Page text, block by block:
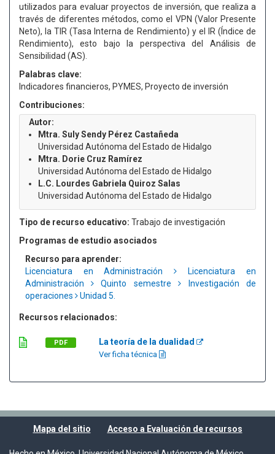
utilizados para evaluar proyectos de inversión, que realiza a
través de diferentes métodos, como el VPN (Valor Presente
Neto), la TIR (Tasa Interna de Rendimiento) y el IR (Índice de
Rendimiento), esto bajo la perspectiva del Análisis de
Sensibilidad (AS).
Palabras clave:
Indicadores financieros, PYMES, Proyecto de inversión
Contribuciones:
Autor:
Mtra. Suly Sendy Pérez Castañeda
Universidad Autónoma del Estado de Hidalgo
Mtra. Dorie Cruz Ramírez
Universidad Autónoma del Estado de Hidalgo
L.C. Lourdes Gabriela Quiroz Salas
Universidad Autónoma del Estado de Hidalgo
Tipo de recurso educativo: Trabajo de investigación
Programas de estudio asociados
Recurso para aprender:
Licenciatura en Administración
Licenciatura en
Administración
Quinto semestre
Investigación de
operaciones
Unidad 5.
Recursos relacionados:
PDF La teoría de la dualidad
Ver ficha técnica
Mapa del sitio Acceso a Evaluación de recursos